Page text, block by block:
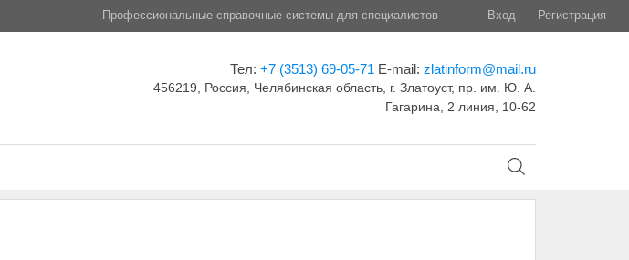
Профессиональные справочные системы для специалистов Вход Регистрация
Тел: +7 (3513) 69-05-71 E-mail: zlatinform@mail.ru
456219, Россия, Челябинская область, г. Златоуст, пр. им. Ю. А.
Гагарина, 2 линия, 10-62